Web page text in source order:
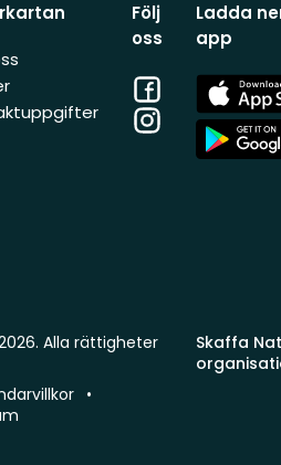
Följ
oss
Facebook
Instagram
Ladda
app
App
Store
App
Store
Skaffa
Alla rättigheter